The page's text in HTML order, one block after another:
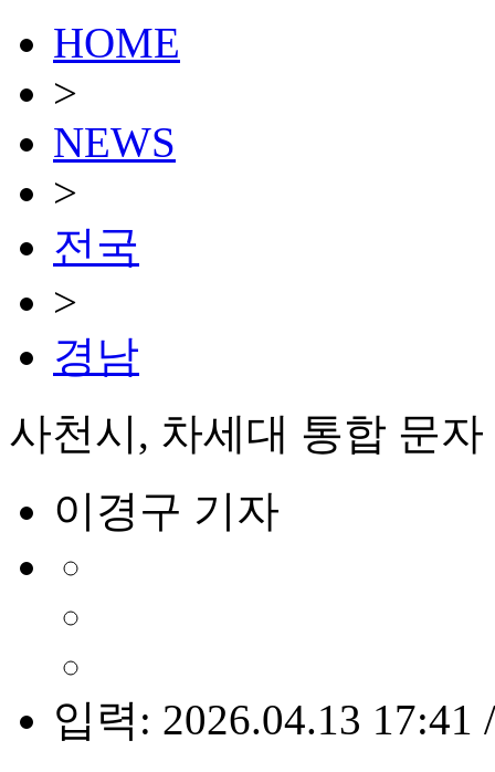
HOME
>
NEWS
>
전국
>
경남
사천시, 차세대 통합 문
이경구 기자
입력: 2026.04.13 17:41